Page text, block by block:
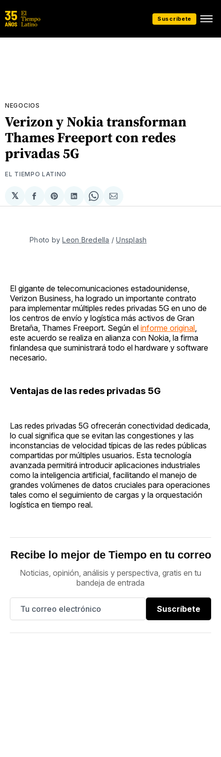
Suscríbete
NEGOCIOS
Verizon y Nokia transforman
Thames Freeport con redes
privadas 5G
EL TIEMPO LATINO
𝕏
Compartir
en
Share
on
Compartir
en
Share
on
Compartir
via
Photo by Leon Bredella / Unsplash
El gigante de telecomunicaciones estadounidense,
Verizon Business, ha logrado un importante contrato
para implementar múltiples redes privadas 5G en uno de
los centros de envío y logística más activos de Gran
Bretaña, Thames Freeport. Según el informe original
este acuerdo se realiza en alianza con Nokia, la firma
finlandesa que suministrará todo el hardware y software
necesario.
Ventajas de las redes privadas 5G
Las redes privadas 5G ofrecerán conectividad dedicada,
lo cual significa que se evitan las congestiones y las
inconstancias de velocidad típicas de las redes públicas
compartidas por múltiples usuarios. Esta tecnología
avanzada permitirá introducir aplicaciones industriales
como la inteligencia artificial, facilitando el manejo de
grandes volúmenes de datos cruciales para operaciones
tales como el seguimiento de cargas y la orquestación
logística en tiempo real.
Recibe lo mejor de Tiempo en tu correo
Noticias, opinión, análisis y perspectiva, gratis en tu
bandeja de entrada
Suscríbete